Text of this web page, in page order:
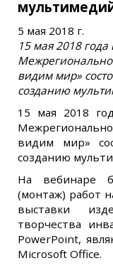
5 мая 2018 г.
15 мая 2018
видим мир»
созданию
15 мая 2018
видим мир»
созданию
На вебинаре
(монтаж) работ
выставки
творчества
PowerPoint,
Microsoft Office.